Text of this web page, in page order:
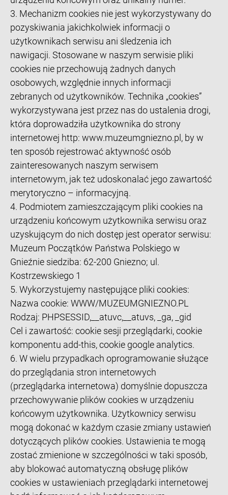
3. Mechanizm cookies nie jest wykorzystywany do
pozyskiwania jakichkolwiek informacji o
użytkownikach serwisu ani śledzenia ich
nawigacji. Stosowane w naszym serwisie pliki
cookies nie przechowują żadnych danych
osobowych, względnie innych informacji
zebranych od użytkowników. Technika „cookies”
wykorzystywana jest przez nas do ustalenia drogi,
która doprowadziła użytkownika do strony
internetowej http: www.muzeumgniezno.pl, by w
ten sposób rejestrować aktywność osób
zainteresowanych naszym serwisem
internetowym, jak też udoskonalać jego zawartość
merytoryczno – informacyjną.
4. Podmiotem zamieszczającym pliki cookies na
urządzeniu końcowym użytkownika serwisu oraz
uzyskującym do nich dostęp jest operator serwisu:
Muzeum Początków Państwa Polskiego w
Gnieźnie siedziba: 62-200 Gniezno; ul.
Kostrzewskiego 1
5. Wykorzystujemy następujące pliki cookies:
Nazwa cookie: WWW/MUZEUMGNIEZNO.PL
Rodzaj: PHPSESSID,__atuvc,__atuvs, _ga, _gid
Cel i zawartość: cookie sesji przeglądarki, cookie
komponentu add-this, cookie google analytics.
6. W wielu przypadkach oprogramowanie służące
do przeglądania stron internetowych
(przeglądarka internetowa) domyślnie dopuszcza
przechowywanie plików cookies w urządzeniu
końcowym użytkownika. Użytkownicy serwisu
mogą dokonać w każdym czasie zmiany ustawień
dotyczących plików cookies. Ustawienia te mogą
zostać zmienione w szczególności w taki sposób,
aby blokować automatyczną obsługę plików
cookies w ustawieniach przeglądarki internetowej